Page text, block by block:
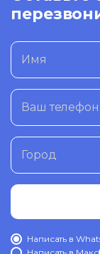
Имя
Ваш телефон
Город
Написать в